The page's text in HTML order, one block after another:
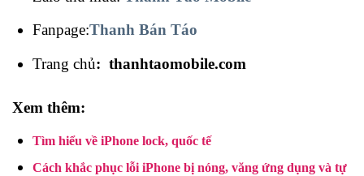
Fanpage:Thanh Bán Táo
Trang chủ: thanhtaomobile.com
Xem thêm:
Tìm hiểu về iPhone lock, quốc tế
Cách khắc phục lỗi iPhone bị nóng, văng ứng dụng và tự